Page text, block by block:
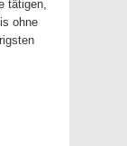
tätigen,
ohne